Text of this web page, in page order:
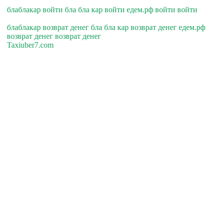
блаблакар войти бла бла кар войти едем.рф войти войти
блаблакар возврат денег бла бла кар возврат денег едем.рф
возврат денег возврат денег
Taxiuber7.com